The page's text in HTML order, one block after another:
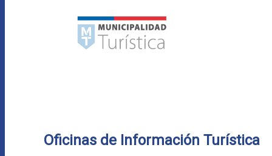
Oficinas de Información Turística